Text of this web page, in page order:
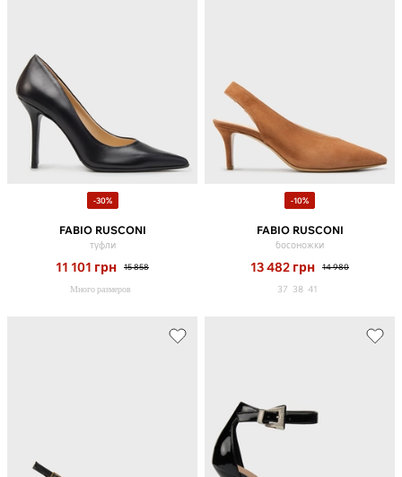
-30%
FABIO RUSCONI
туфли
11 101 грн 15 858
Много размеров
-10%
FABIO RUSCONI
босоножки
13 482 грн 14 980
37 38 41